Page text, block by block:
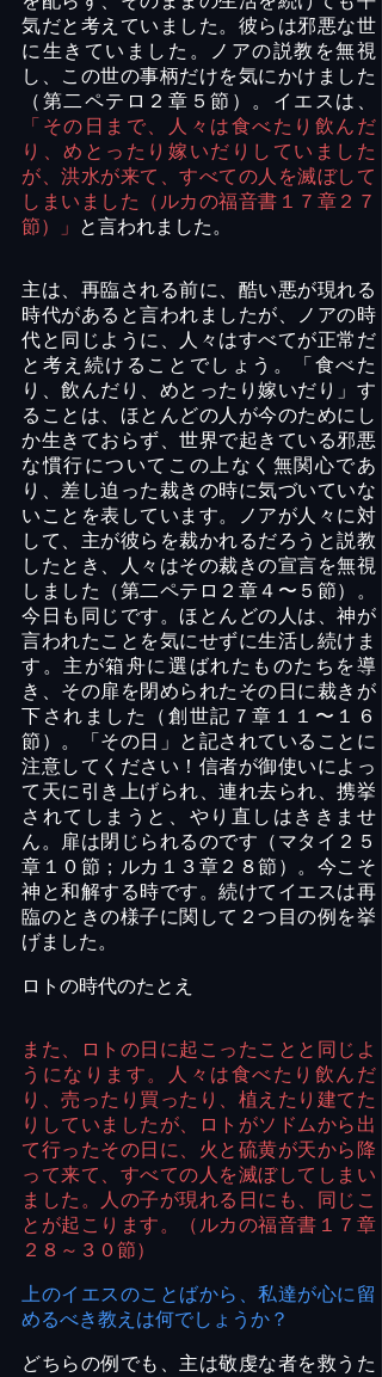
気だと考えていました。彼らは邪悪な世
に生きていました。ノアの説教を無視
し、この世の事柄だけを気にかけました
（第二ペテロ２章５節）。イエスは、
「その日まで、人々は食べたり飲んだ
り、めとったり嫁いだりしていました
が、洪水が来て、すべての人を滅ぼして
しまいました（ルカの福音書１７章２７
節）」
と言われました。
主は、再臨される前に、酷い悪が現れる
時代があると言われましたが、ノアの時
代と同じように、人々はすべてが正常だ
と考え続けることでしょう。「食べた
り、飲んだり、めとったり嫁いだり」す
ることは、ほとんどの人が今のためにし
か生きておらず、世界で起きている邪悪
な慣行についてこの上なく無関心であ
り、差し迫った裁きの時に気づいていな
いことを表しています。ノアが人々に対
して、主が彼らを裁かれるだろうと説教
したとき、人々はその裁きの宣言を無視
しました（第二ペテロ２章４〜５節）。
今日も同じです。ほとんどの人は、神が
言われたことを気にせずに生活し続けま
す。主が箱舟に選ばれたものたちを導
き、その扉を閉められたその日に裁きが
下されました（創世記７章１１〜１６
節）。「その日」と記されていることに
注意してください！信者が御使いによっ
て天に引き上げられ、連れ去られ、携挙
されてしまうと、やり直しはききませ
ん。扉は閉じられるのです（マタイ２５
章１０節；ルカ１３章２８節）。今こそ
神と和解する時です。続けてイエスは再
臨のときの様子に関して２つ目の例を挙
げました。
ロトの時代のたとえ
また、ロトの日に起こったことと同じよ
うになります。人々は食べたり飲んだ
り、売ったり買ったり、植えたり建てた
りしていましたが、ロトがソドムから出
て行ったその日に、火と硫黄が天から降
って来て、すべての人を滅ぼしてしまい
ました。人の子が現れる日にも、同じこ
とが起こります。（ルカの福音書１７章
２８～３０節）
上のイエスのことばから、私達が心に留
めるべき教えは何でしょうか？
どちらの例でも、主は敬虔な者を救うた